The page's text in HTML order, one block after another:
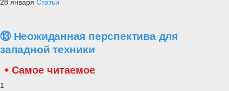
28 января Статьи
⑬ Неожиданная перспектива для
западной техники
Самое читаемое
1